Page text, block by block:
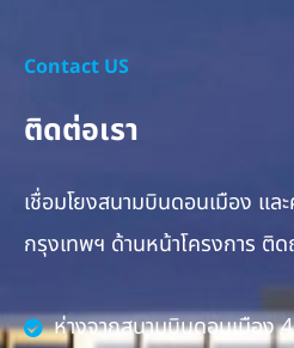
Contact US
ติดต่อเรา
เชื่อมโยงสนามบินดอนเมือง แ
กรุงเทพฯ ด้านหน้าโครงการ ติ
ห่างจากสนามบินดอนเมือง